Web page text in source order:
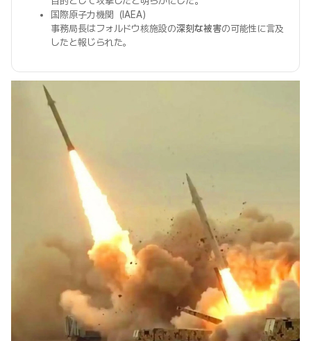
国際原子力機関（IAEA）
事務局長はフォルドウ核施設の深刻な被害の可能性に言及
したと報じられた。